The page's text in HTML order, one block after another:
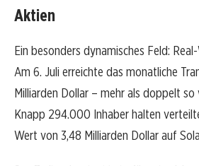
Aktien
Ein besonders dynamisches Feld:
Am 6. Juli erreichte das monatliche
Milliarden Dollar – mehr als doppelt
Knapp 294.000 Inhaber halten
Wert von 3,48 Milliarden Dollar auf